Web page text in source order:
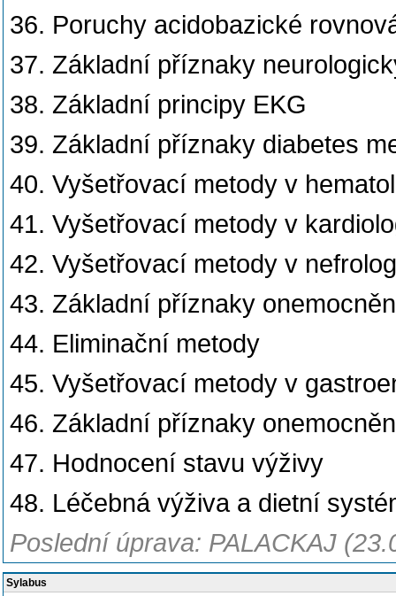
36. Poruchy acidobazické
37. Základní příznaky
38. Základní principy EKG
39. Základní příznaky diabetes
40. Vyšetřovací metody v
41. Vyšetřovací metody v
42. Vyšetřovací metody v
43. Základní příznaky
44. Eliminační metody
45. Vyšetřovací metody v
46. Základní příznaky
47. Hodnocení stavu výživy
48. Léčebná výživa a dietní
Poslední úprava: PALACKAJ
Sylabus